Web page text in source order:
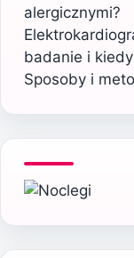
alergicznymi?
badanie i
Sposoby i